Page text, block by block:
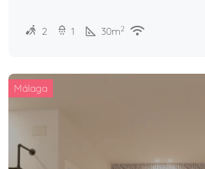
2 1 30m2
Málaga